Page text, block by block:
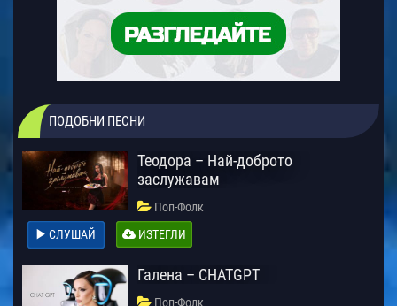
ПОДОБНИ ПЕСНИ
Теодора – Най-доброто
заслужавам
Поп-Фолк
СЛУШАЙ
ИЗТЕГЛИ
Галена – CHATGPT
Поп-Фолк